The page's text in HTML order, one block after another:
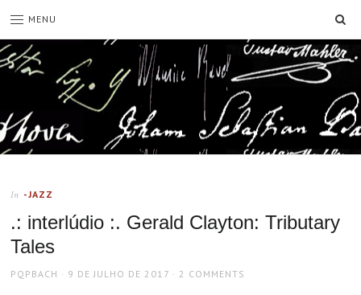
MENU
In -JAZZ
.: interlúdio :. Gerald Clayton: Tributary
Tales
AUTHOR
PQPBACH
POSTED
9 DE JULHO DE 2017 2 COMMENTS